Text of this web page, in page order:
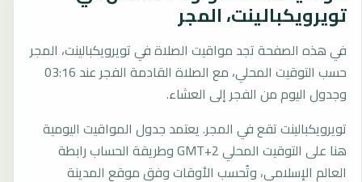
تويرويكبالينت، المجر
في هذه الصفحة تجد مواقيت الصلاة في تويرويكبالينت، المجر
حسب التوقيت المحلي، مع الصلاة القادمة الفجر عند 03:16
وجدول اليوم من الفجر إلى العشاء.
تويرويكبالينت تقع في المجر. يعتمد جدول المواقيت اليومية
هنا على التوقيت المحلي GMT+2 وطريقة الحساب رابطة
العالم الإسلامي، وتُحسب الأوقات وفق موقع المدينة